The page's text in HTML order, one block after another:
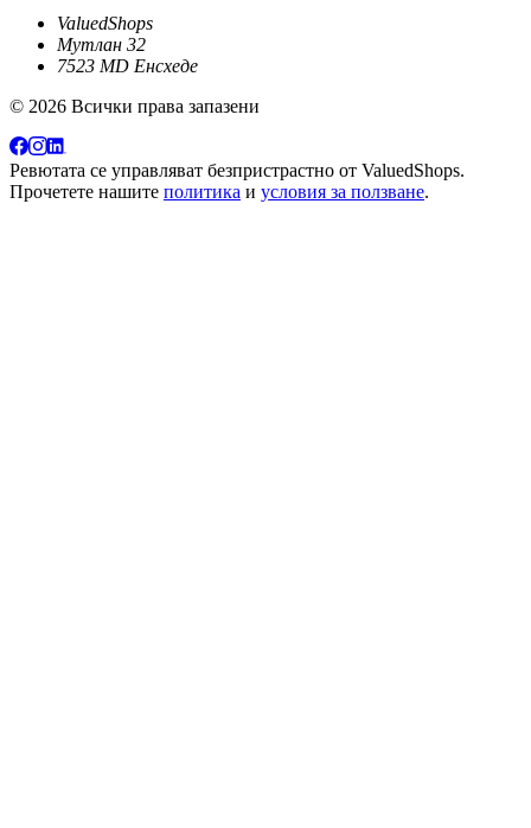
ValuedShops
Мутлан 32
7523 MD Енсхеде
© 2026 Всички права запазени
Ревютата се управляват безпристрастно от ValuedShops.
Прочетете нашите политика и условия за ползване.